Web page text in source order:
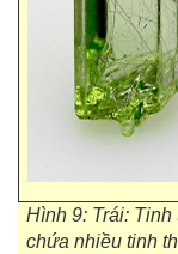
Hình 9: Trái:
chứa nhiều tinh